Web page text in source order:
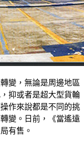
變，無論是周邊地區
抑或者是超大型貨輪
作來說都是不同的挑
變。日前，《當遙遠
有售。